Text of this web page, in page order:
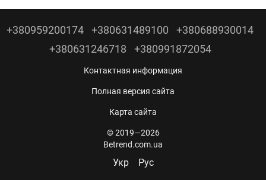
+380959200174 +380631489100
+380688930014
+380631246718
+380991872054
Контактная информация
Полная версия сайта
Карта сайта
© 2019—2026
Betrend.com.ua
Укр Рус